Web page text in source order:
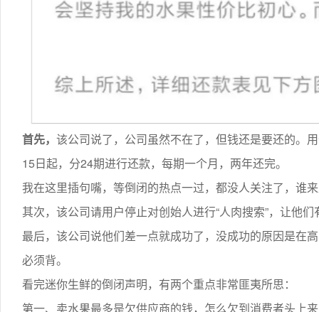
首先， 该公司说了，公司虽然不在了，但钱还是要还的。
15日起，分24期进行还款，每期一个月，两年还完。
我在这里插句嘴，等倒闭的热点一过，都没人关注了，谁
其次，该公司请用户停止对创始人进行“人肉搜索”，让他
最后，该公司说他们差一点就成功了，没成功的原因是在
必须背。
看完迷你生鲜的倒闭声明，有两个重点非常匪夷所思：
第一、卖水果最多是欠供应商的钱，怎么欠到消费者头上